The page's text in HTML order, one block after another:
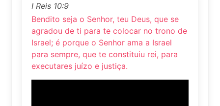
I Reis 10:9
Bendito seja o Senhor, teu Deus, que se
agradou de ti para te colocar no trono de
Israel; é porque o Senhor ama a Israel
para sempre, que te constituiu rei, para
executares juízo e justiça.